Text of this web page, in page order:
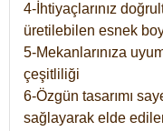
4-İhtiyaçlarınız
üretilebilen esnek
5-Mekanlarınıza
çeşitliliği
6-Özgün tasarımı
sağlayarak elde